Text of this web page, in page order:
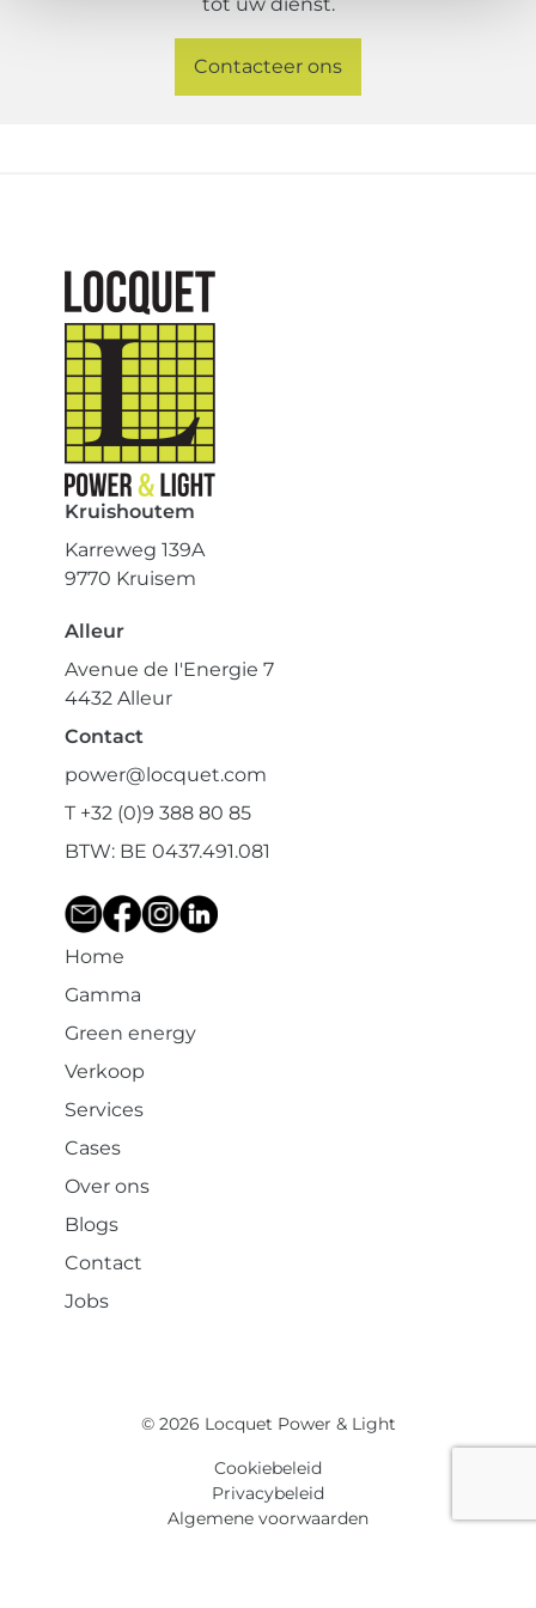
tot uw dienst.
Contacteer ons
Kruishoutem
Karreweg 139A
9770 Kruisem
Alleur
Avenue de I'Energie 7
4432 Alleur
Contact
power@locquet.com
T +32 (0)9 388 80 85
BTW: BE 0437.491.081
Home
Gamma
Green energy
Verkoop
Services
Cases
Over ons
Blogs
Contact
Jobs
© 2026 Locquet Power & Light
Cookiebeleid
Privacybeleid
Algemene voorwaarden